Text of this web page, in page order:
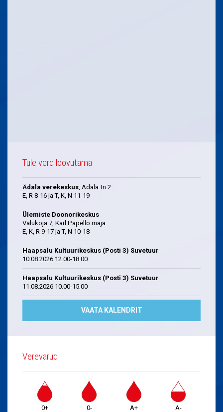
Tule verd loovutama
Ädala verekeskus, Ädala tn 2
E, R 8-16 ja T, K, N 11-19
Ülemiste Doonorikeskus
Valukoja 7, Karl Papello maja
E, K, R 9-17 ja T, N 10-18
Haapsalu Kultuurikeskus (Posti 3) Suvetuur
10.08.2026 12.00-18.00
Haapsalu Kultuurikeskus (Posti 3) Suvetuur
11.08.2026 10.00-15.00
VAATA KALENDRIT
Verevarud
0+ 0- A+ A-